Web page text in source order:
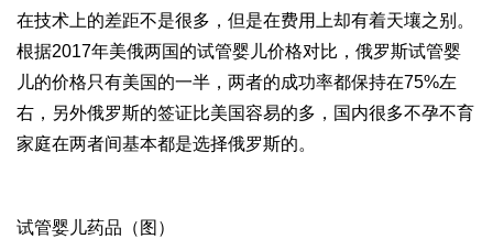
在技术上的差距不是很多，但是在费用上却有着天壤之别。
根据2017年美俄两国的试管婴儿价格对比，俄罗斯试管婴
儿的价格只有美国的一半，两者的成功率都保持在75%左
右，另外俄罗斯的签证比美国容易的多，国内很多不孕不育
家庭在两者间基本都是选择俄罗斯的。
试管婴儿药品（图）